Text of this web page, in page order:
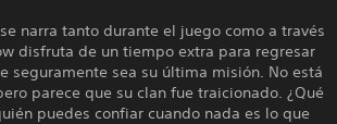
narra tanto durante el juego como a través
disfruta de un tiempo extra para regresar
seguramente sea su última misión. No está
parece que su clan fue traicionado. ¿Qué
puedes confiar cuando nada es lo que